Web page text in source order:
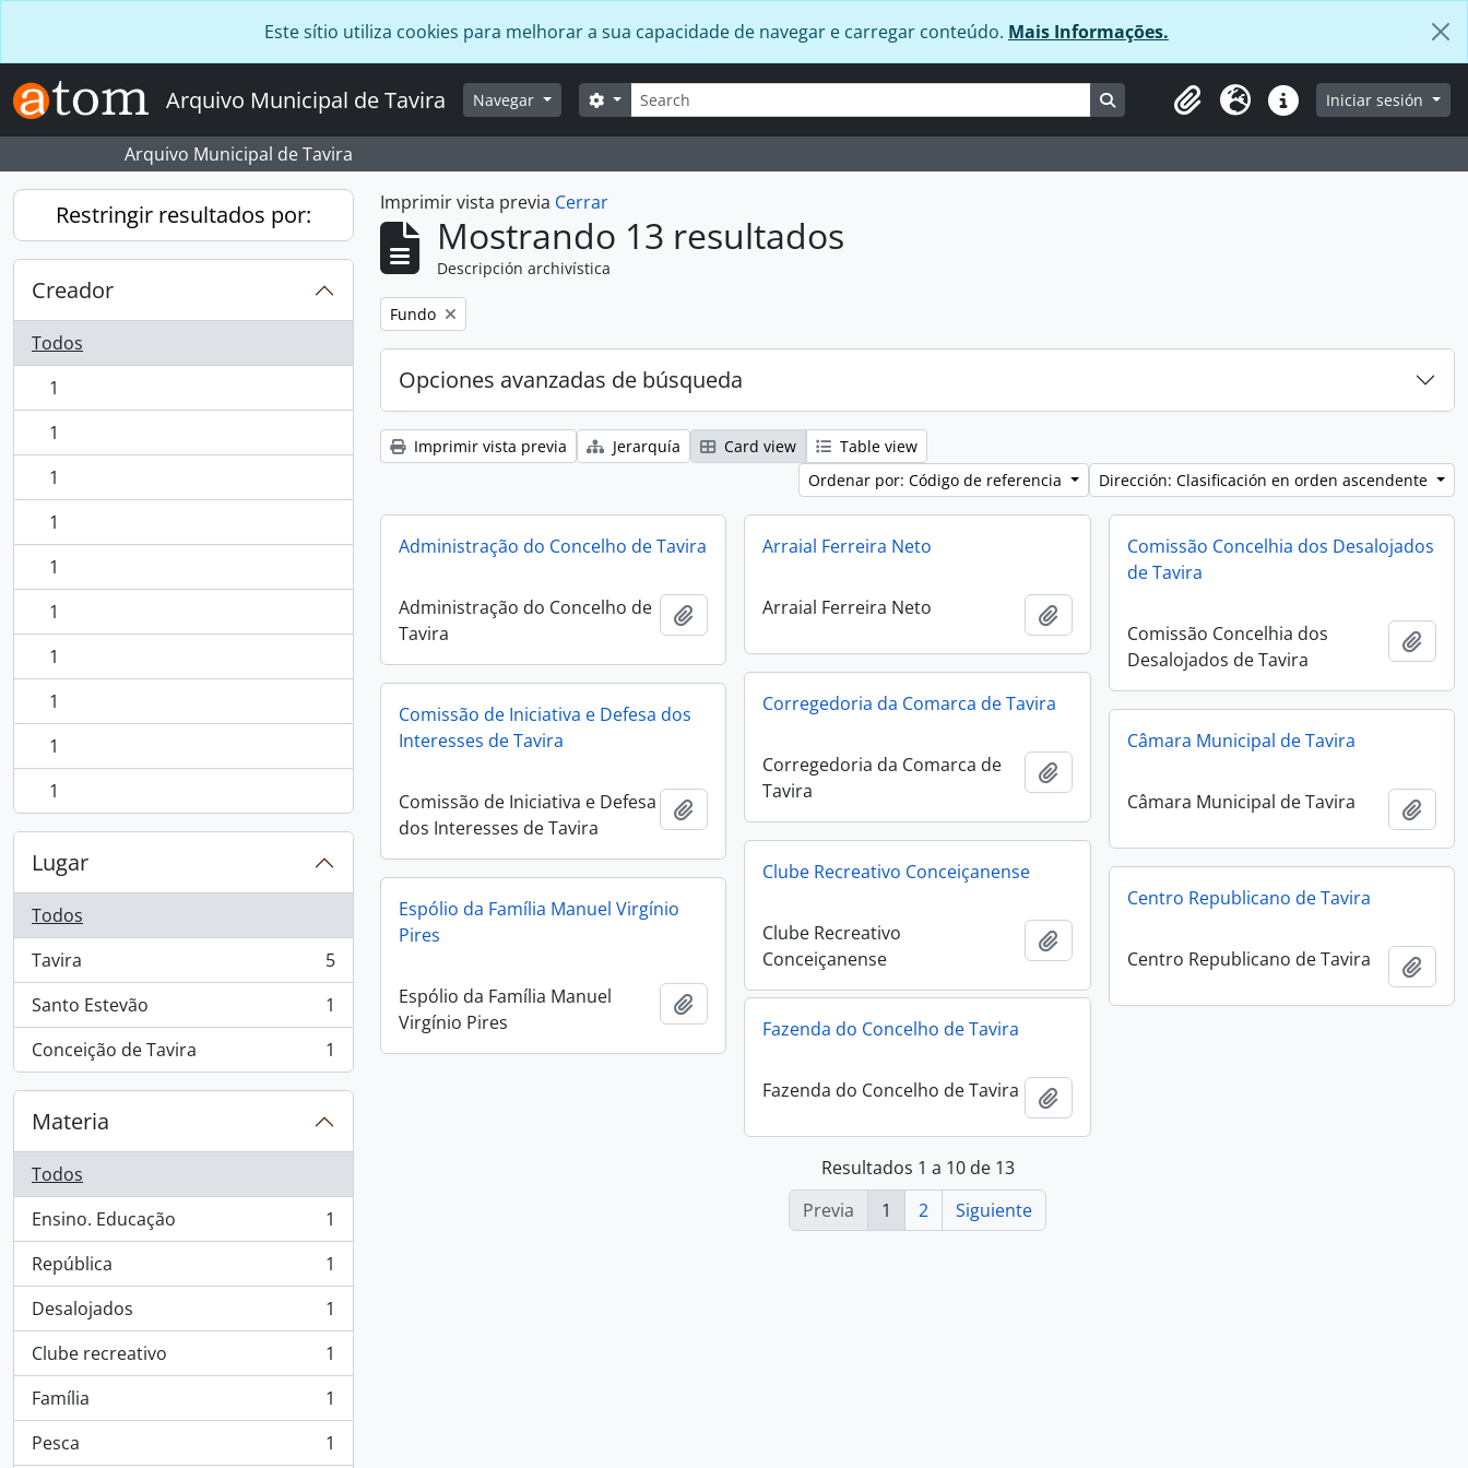
Este sítio utiliza cookies para melhorar a sua capacidade de navegar e carregar conteúdo. Mais Informações.
Arquivo Municipal de Tavira Navegar Búsqueda
Search options Search in browse page
Clipboard
Idioma Enlaces rápidos
Iniciar sesión
Arquivo Municipal de Tavira
Restringir resultados por:
Creador
Todos
, 1 resultados
1
, 1 resultados
1
, 1 resultados
1
, 1 resultados
1
, 1 resultados
1
, 1 resultados
1
, 1 resultados
1
, 1 resultados
1
, 1 resultados
1
, 1 resultados
1
Lugar
Todos
Tavira
, 5 resultados
5
Santo Estevão
, 1 resultados
1
Conceição de Tavira
, 1 resultados 1
Materia
Todos
Ensino. Educação
, 1 resultados
1
República
, 1 resultados
1
Desalojados
, 1 resultados
1
Clube recreativo
, 1 resultados
1
Família
, 1 resultados
1
Pesca
, 1 resultados 1
Imprimir vista previa Cerrar
Mostrando 13 resultados
Descripción archivística
Remove filter:
Fundo
Opciones avanzadas de búsqueda
Imprimir vista previa Jerarquía Card view
Table view
Ordenar por: Código de referencia
Dirección: Clasificación en orden ascendente
Administração do Concelho de Tavira
Administração do Concelho de
Tavira
Añadir al portapapeles
Arraial Ferreira Neto
Arraial Ferreira Neto Añadir al portapapeles
Comissão Concelhia dos Desalojados
de Tavira
Comissão Concelhia dos
Desalojados de Tavira
Corregedoria da Comarca de Tavira
Corregedoria da Comarca de
Tavira
Añadir al portapapeles
Comissão de Iniciativa e Defesa dos
Interesses de Tavira
Comissão de Iniciativa e Defesa
dos Interesses de Tavira
Câmara Municipal de Tavira
Câmara Municipal de Tavira
Clube Recreativo Conceiçanense
Clube Recreativo
Conceiçanense
Añadir al portapapeles
Centro Republicano de Tavira
Centro Republicano de Tavira
Espólio da Família Manuel Virgínio
Pires
Espólio da Família Manuel
Virgínio Pires
Añadir al portapapeles
Fazenda do Concelho de Tavira
Fazenda do Concelho de Tavira Añadir al portapapeles
Resultados 1 a 10 de 13
Previa
1 2 Siguiente